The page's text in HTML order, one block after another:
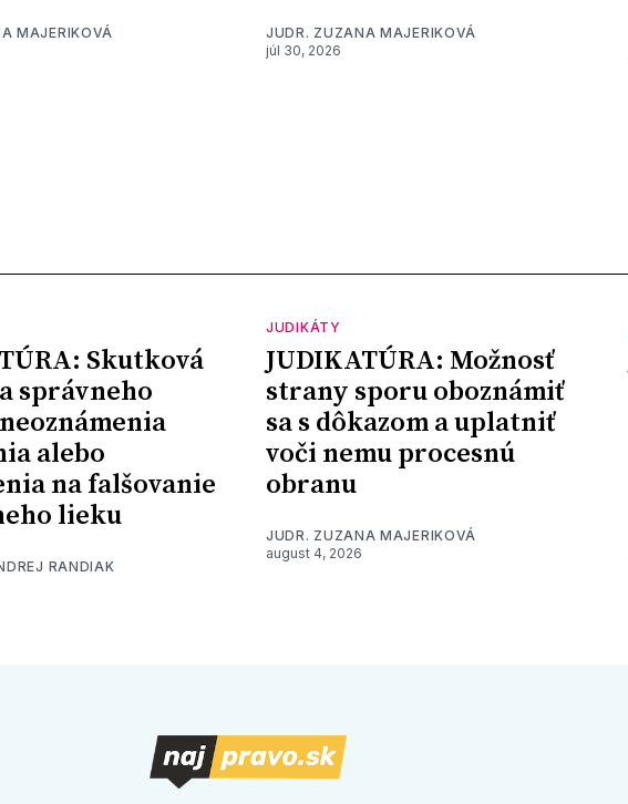
MAJERIKOVÁ
JUDR. ZUZANA MAJERIKOVÁ
júl 30, 2026
Skutková
správneho
alebo
na falšovanie
lieku
RANDIAK
JUDIKÁTY
JUDIKATÚRA: Možnosť
strany sporu oboznámiť
sa s dôkazom a uplatniť
voči nemu procesnú
obranu
JUDR. ZUZANA MAJERIKOVÁ
august 4, 2026